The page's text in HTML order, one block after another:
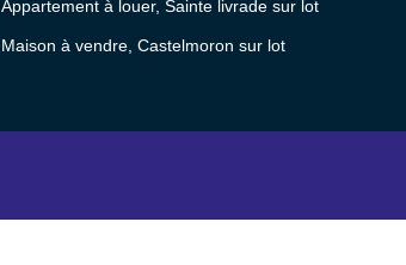
Appartement à louer, Sainte livrade sur lot
Maison à vendre, Castelmoron sur lot